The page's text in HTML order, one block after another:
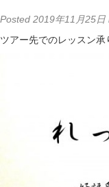
Contact
Posted 2019年11月25日
ツアー先でのレッスン承